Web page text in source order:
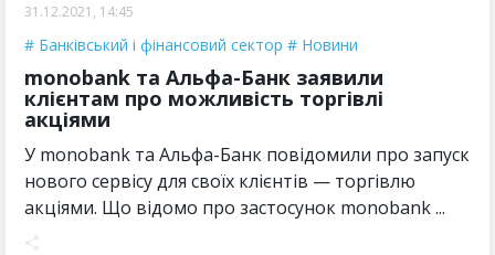
31.12.2021, 14:45
Банківський і фінансовий сектор Новини
monobank та Альфа-Банк заявили
клієнтам про можливість торгівлі
акціями
У monobank та Альфа-Банк повідомили про запуск
нового сервісу для своїх клієнтів — торгівлю
акціями. Що відомо про застосунок monobank ...